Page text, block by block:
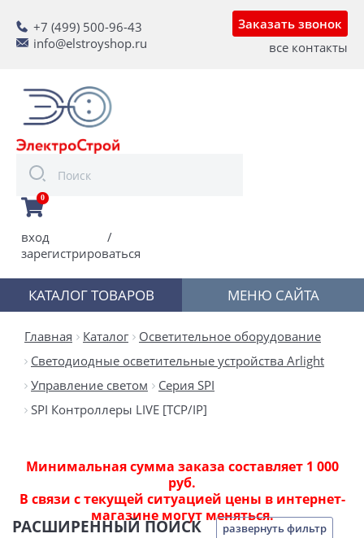
+7 (499) 500-96-43
info@elstroyshop.ru
Заказать звонок
все контакты
0
вход
/
зарегистрироваться
КАТАЛОГ ТОВАРОВ МЕНЮ САЙТА
Главная Каталог
Осветительное оборудование
Светодиодные осветительные устройства Arlight
Управление светом
Серия SPI
SPI Контроллеры LIVE [TCP/IP]
Минимальная сумма заказа составляет 1 000
руб.
В связи с текущей ситуацией цены в интернет-
магазине могут меняться.
РАСШИРЕННЫЙ ПОИСК развернуть фильтр